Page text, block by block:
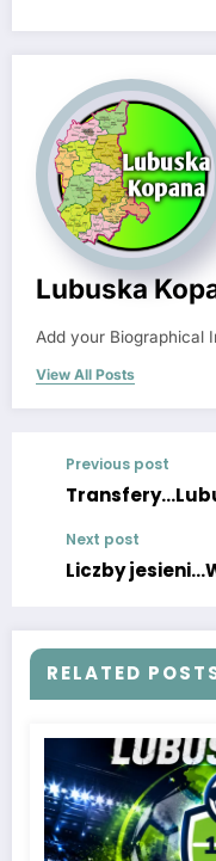
Lubuska
Add your Biographical
View All Posts
Previous post
Next post
Liczby
RELATED